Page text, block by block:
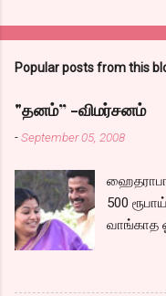
Popular posts from this
"தனம்” -விமர்சனம்
-September 05, 2008
500
வாங்காத